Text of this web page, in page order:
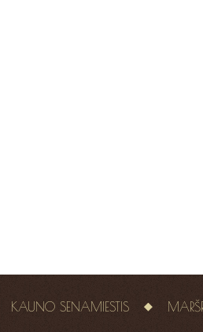
KAUNO SENAMIESTIS